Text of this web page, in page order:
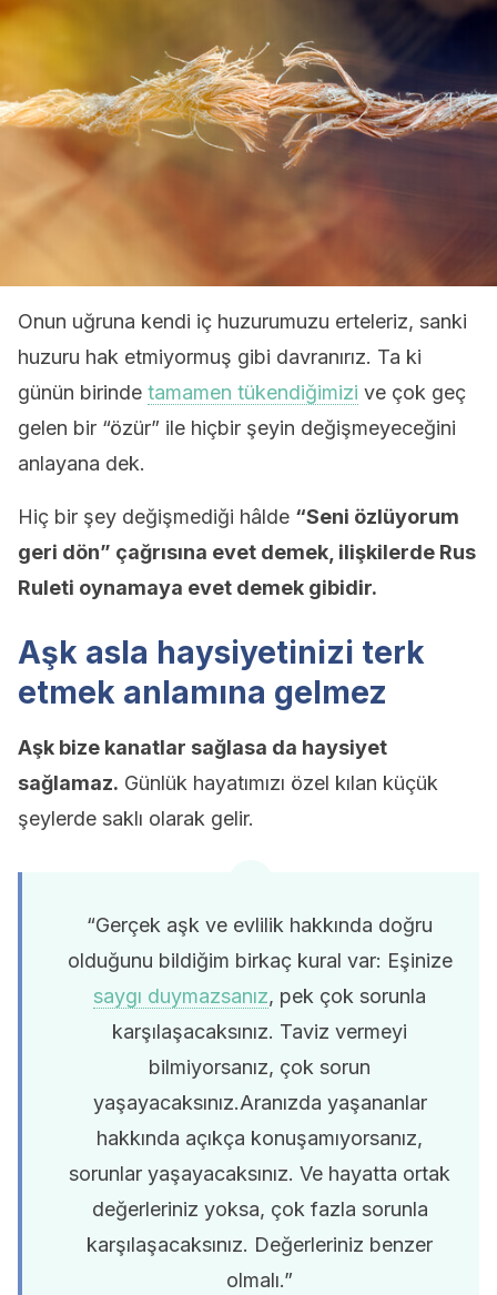
Onun uğruna kendi iç huzurumuzu erteleriz, sanki
huzuru hak etmiyormuş gibi davranırız. Ta ki
günün birinde tamamen tükendiğimizi ve çok geç
gelen bir “özür” ile hiçbir şeyin değişmeyeceğini
anlayana dek.
Hiç bir şey değişmediği hâlde “Seni özlüyorum
geri dön” çağrısına evet demek, ilişkilerde Rus
Ruleti oynamaya evet demek gibidir.
Aşk asla haysiyetinizi terk
etmek anlamına gelmez
Aşk bize kanatlar sağlasa da haysiyet
sağlamaz. Günlük hayatımızı özel kılan küçük
şeylerde saklı olarak gelir.
“Gerçek aşk ve evlilik hakkında doğru
olduğunu bildiğim birkaç kural var: Eşinize
saygı duymazsanız, pek çok sorunla
karşılaşacaksınız. Taviz vermeyi
bilmiyorsanız, çok sorun
yaşayacaksınız.Aranızda yaşananlar
hakkında açıkça konuşamıyorsanız,
sorunlar yaşayacaksınız. Ve hayatta ortak
değerleriniz yoksa, çok fazla sorunla
karşılaşacaksınız. Değerleriniz benzer
olmalı.”